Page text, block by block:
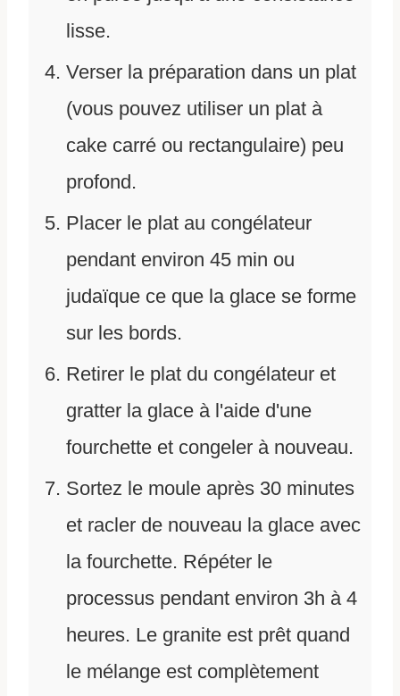
lisse.
Verser la préparation dans un plat
(vous pouvez utiliser un plat à
cake carré ou rectangulaire) peu
profond.
Placer le plat au congélateur
pendant environ 45 min ou
judaïque ce que la glace se forme
sur les bords.
Retirer le plat du congélateur et
gratter la glace à l'aide d'une
fourchette et congeler à nouveau.
Sortez le moule après 30 minutes
et racler de nouveau la glace avec
la fourchette. Répéter le
processus pendant environ 3h à 4
heures. Le granite est prêt quand
le mélange est complètement